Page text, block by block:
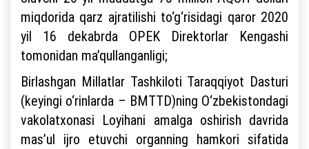
miqdorida qarz ajratilishi to‘g‘risidagi qaror 2020
yil 16 dekabrda OPEK Direktorlar Kengashi
tomonidan ma’qullanganligi;
Birlashgan Millatlar Tashkiloti Taraqqiyot Dasturi
(keyingi o‘rinlarda – BMTTD)ning O‘zbekistondagi
vakolatxonasi Loyihani amalga oshirish davrida
mas’ul ijro etuvchi organning hamkori sifatida